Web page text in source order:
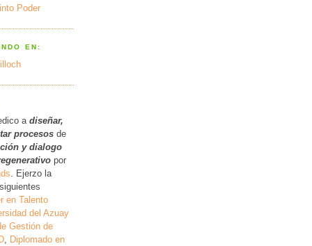
Poder
EN:
a diseñar,
procesos de
y dialogo
por
. Ejerzo la
en Talento
del Azuay
Gestión de
Diplomado en